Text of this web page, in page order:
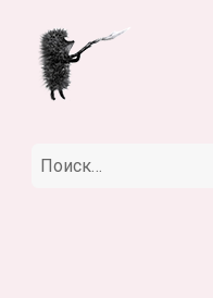
Искать: